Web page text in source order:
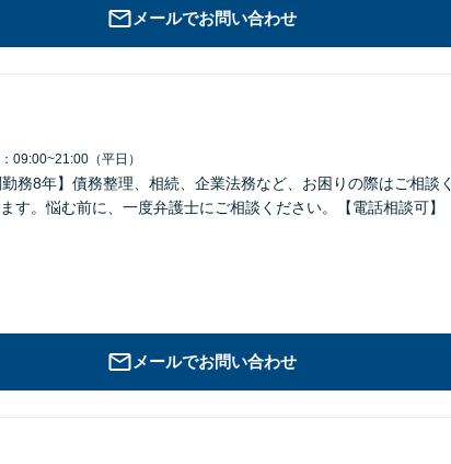
メールでお問い合わせ
09:00~21:00（平日）
務8年】債務整理、相続、企業法務など、お困りの際はご相談く
。悩む前に、一度弁護士にご相談ください。【電話相談可】
メールでお問い合わせ